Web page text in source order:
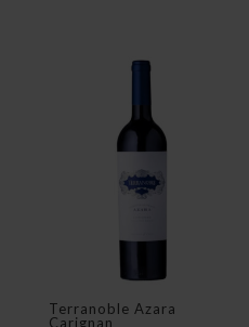
Terranoble Azara
Carignan